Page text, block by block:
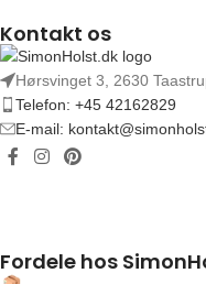
Kontakt os
Hørsvinget 3, 2630
Telefon: +45 42162829
E-mail:
Fordele hos